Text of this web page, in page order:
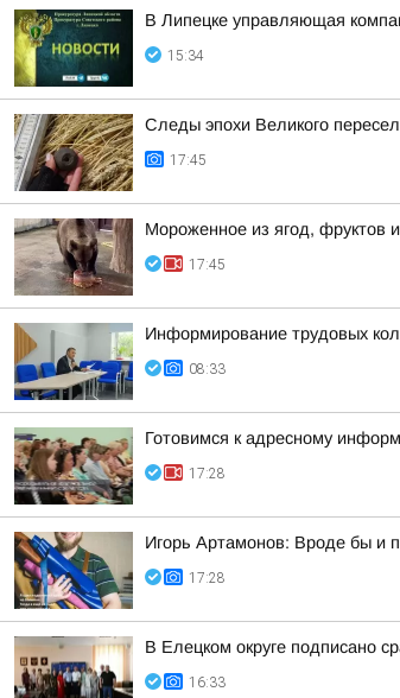
В Липецке управляющая
15:34
Следы эпохи Великого
17:45
Мороженное из ягод, фруктов
17:45
Информирование трудовых
08:33
Готовимся к адресному
17:28
Игорь Артамонов: Вроде бы и
17:28
В Елецком округе подписано
16:33